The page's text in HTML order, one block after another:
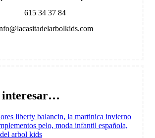
615 34 37 84
interesar…